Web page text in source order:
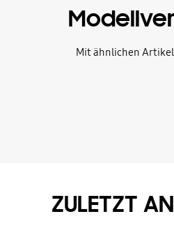
Mit ähnlichen
ZULETZT